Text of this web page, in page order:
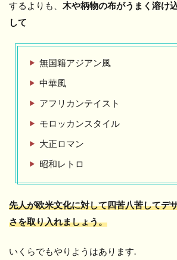
するよりも、 木や柄物の布がうまく溶け
して
無国籍アジアン風
中華風
アフリカンテイスト
モロッカンスタイル
大正ロマン
昭和レトロ
先人が欧米文化に対して四苦八苦してデ
さを取り入れましょう。
いくらでもやりようはあります.